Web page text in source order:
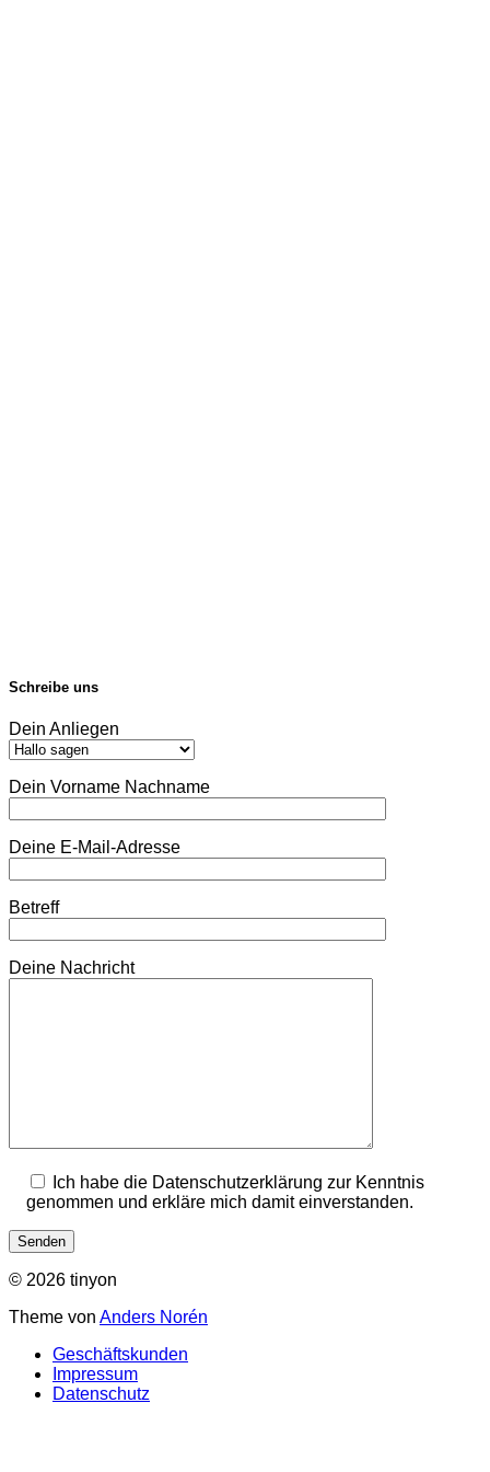
Schreibe uns
Dein Anliegen
Dein Vorname Nachname
Deine E-Mail-Adresse
Betreff
Deine Nachricht
Ich habe die Datenschutzerklärung zur Kenntnis
genommen und erkläre mich damit einverstanden.
© 2026 tinyon
Theme von Anders Norén
Geschäftskunden
Impressum
Datenschutz